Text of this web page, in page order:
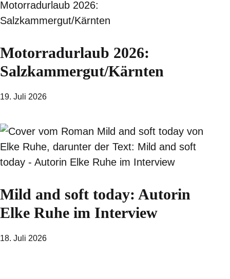
Motorradurlaub 2026:
Salzkammergut/Kärnten
19. Juli 2026
Mild and soft today: Autorin
Elke Ruhe im Interview
18. Juli 2026